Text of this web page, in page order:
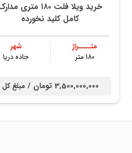
خرید ویلا فلت ۱۸۰ متری
کامل کلید نخورده
متــــراژ
180 متر
شهر
جاده دریا
3,500,000,000 تومان / مبلغ کل